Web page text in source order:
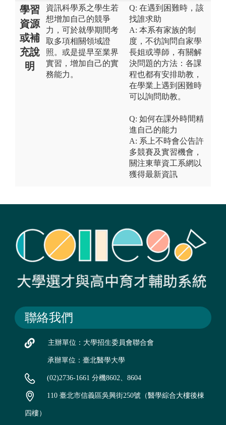
學習
資源
或補
充說
明
資訊科學系之學生若
想增加自己的競爭
力，可於就學期間考
取多項相關領域證
照。或是提早至業界
實習，增加自己的實
務能力。
Q: 在遇到困難時，該
找誰求助
A: 本系有家族的制
度，不彷詢問自家學
長姐或導師，有關解
決問題的方法：各課
程也都有安排助教，
在學業上遇到困難時
可以詢問助教。
Q: 如何在課外時間精
進自己的能力
A: 系上不時會公告許
多競賽及實習機會，
關注東華資工系網以
獲得最新資訊
聯絡我們
主辦單位：大學招生委員會聯合會
承辦單位：臺北醫學大學
(02)2736-1661 分機8602、8604
110 臺北市信義區吳興街250號（醫學綜合大樓後棟
四樓）